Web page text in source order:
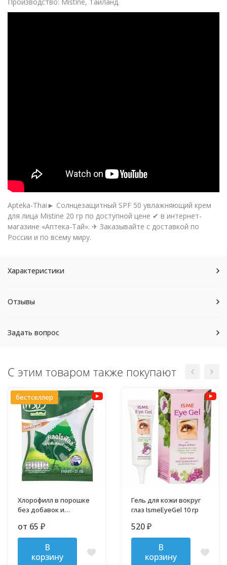
Apteka-Thai► Солнцезащитный SPF 50 увлажняющий крем
для лица Mistine 20 гр по доступной цене ✔ в интернет-
магазине «Аптека-Тай». ✈ Заказывайте с доставкой по
России и по всему миру.
Характеристики
Отзывы
Задать вопрос
С этим товаром также покупают
бестселлер
Хлорофилл в порошке
без добавок и
от 65 ₽
В
корзину
Гель для кожи вокруг
глаз IsmeEyeGel 10 гр
520 ₽
В
корзину